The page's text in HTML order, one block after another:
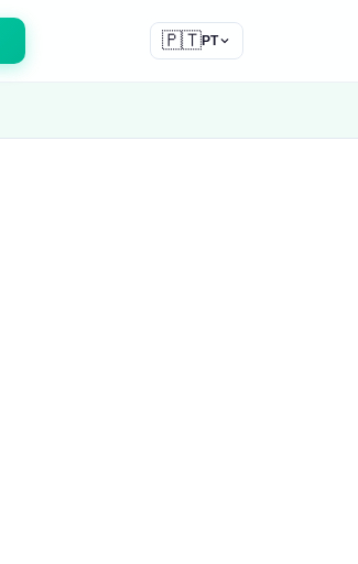
🇵🇹PT